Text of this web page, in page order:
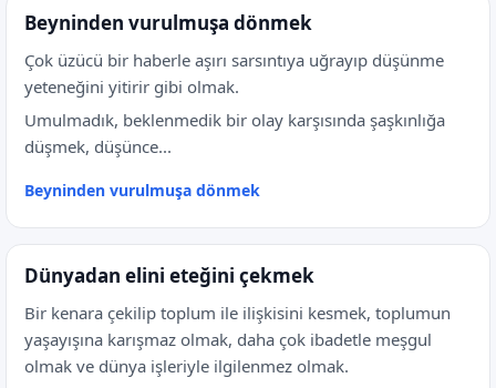
Beyninden vurulmuşa dönmek
Çok üzücü bir haberle aşırı sarsıntıya uğrayıp düşünme
yeteneğini yitirir gibi olmak.
Umulmadık, beklenmedik bir olay karşısında şaşkınlığa
düşmek, düşünce...
Beyninden vurulmuşa dönmek
Dünyadan elini eteğini çekmek
Bir kenara çekilip toplum ile ilişkisini kesmek, toplumun
yaşayışına karışmaz olmak, daha çok ibadetle meşgul
olmak ve dünya işleriyle ilgilenmez olmak.